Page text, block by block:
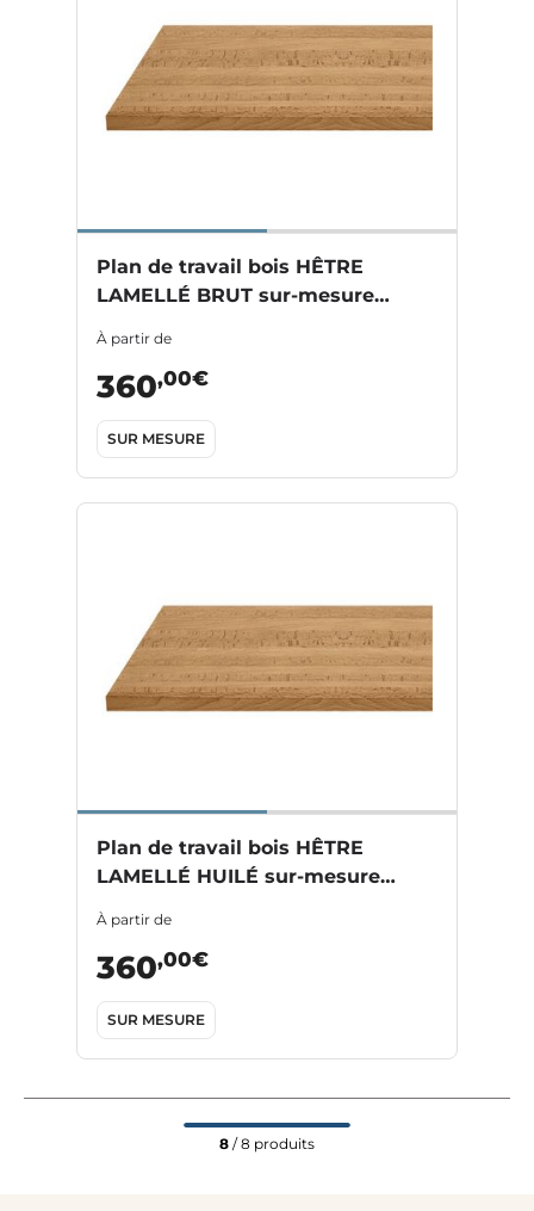
Plan de travail bois HÊTRE
LAMELLÉ BRUT sur-mesure
À partir de
360,00€
SUR MESURE
Plan de travail bois HÊTRE
LAMELLÉ HUILÉ sur-mesure
À partir de
360,00€
SUR MESURE
8 / 8 produits